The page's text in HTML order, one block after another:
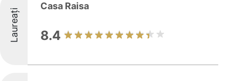
Laureați
Casa Raisa
8.4